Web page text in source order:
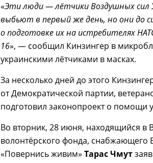
«Эти люди — лётчики Воздушных сил
выбьют в первый же день, но они до
о подготовке их на истребителях
16», — сообщил Кинзингер в
украинскими лётчиками в масках.
За несколько дней до этого
от Демократической партии,
подготовил законопроект о помощи
Во вторник, 28 июня, находящийся в
волонтёрского фонда,
«Повернись живим» Тарас Чмут